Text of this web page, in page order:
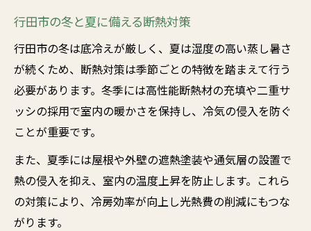
行田市の冬と夏に備える断熱対策
行田市の冬は底冷えが厳しく、夏は湿度の高い蒸し暑さ
が続くため、断熱対策は季節ごとの特徴を踏まえて行う
必要があります。冬季には高性能断熱材の充填や二重サ
ッシの採用で室内の暖かさを保持し、冷気の侵入を防ぐ
ことが重要です。
また、夏季には屋根や外壁の遮熱塗装や通気層の設置で
熱の侵入を抑え、室内の温度上昇を防止します。これら
の対策により、冷房効率が向上し光熱費の削減にもつな
がります。